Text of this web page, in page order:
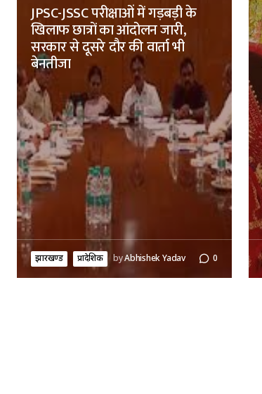
JPSC-JSSC परीक्षाओं में गड़बड़ी के
खिलाफ छात्रों का आंदोलन जारी,
सरकार से दूसरे दौर की वार्ता भी
बेनतीजा
झारखण्ड प्रादेशिक byAbhishek Yadav 0